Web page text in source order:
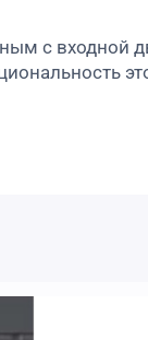
с входной